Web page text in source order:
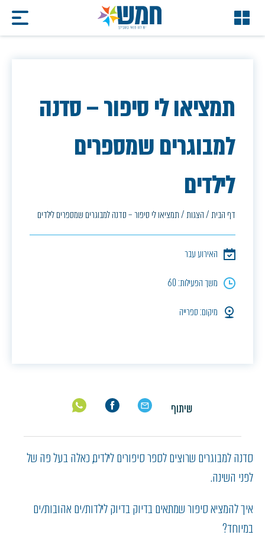
תמציאו לי סיפור – סדנה
למבוגרים שמספרים
לילדים
דף הבית/הצגות/תמציאו לי סיפור – סדנה למבוגרים שמספרים לילדים
האירוע עבר
משך הפעילות: 60
מיקום: ספרייה
שיתוף
סדנה למבוגרים שרוצים לספר סיפורים לילדים, כאלה בעל פה של
לפני השינה.
איך להמציא סיפור שמתאים בדיוק בדיוק לילדות/ים אהובות/ים
במיוחד?